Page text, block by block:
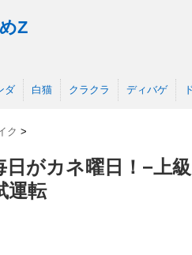
Z
ダ 白猫 クラクラ ディバゲ
ク >
日がカネ曜日！−上
運転